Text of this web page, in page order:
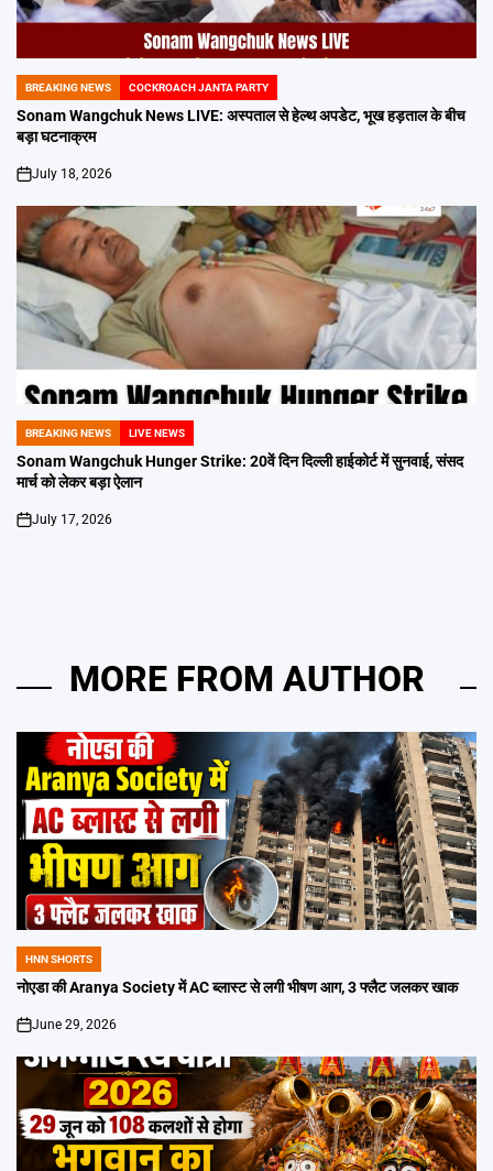
POSTED
IN
BREAKING NEWS COCKROACH JANTA PARTY
Sonam Wangchuk News LIVE: अस्पताल से हेल्थ अपडेट, भूख हड़ताल के बीच
बड़ा घटनाक्रम
on
July 18, 2026
POSTED
IN
BREAKING NEWS LIVE NEWS
Sonam Wangchuk Hunger Strike: 20वें दिन दिल्ली हाईकोर्ट में सुनवाई, संसद
मार्च को लेकर बड़ा ऐलान
on
July 17, 2026
MORE FROM AUTHOR
POSTED
IN
HNN SHORTS
नोएडा की Aranya Society में AC ब्लास्ट से लगी भीषण आग, 3 फ्लैट जलकर खाक
on
June 29, 2026